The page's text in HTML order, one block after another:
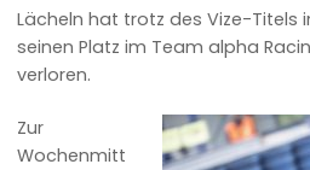
Lächeln hat trotz des Vize-Titels
seinen Platz im Team alpha
verloren.
Zur
Wochenmitt